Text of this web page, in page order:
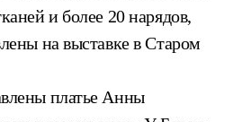
и более 20 нарядов,
на выставке в Старом
платье Анны